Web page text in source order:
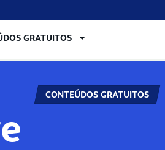
GRATUITOS
CONTEÚDOS GRATUITOS